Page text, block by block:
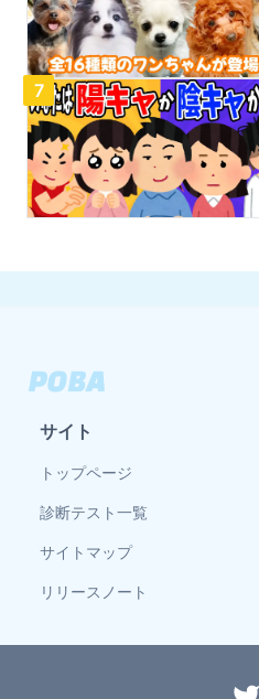
7
サイト
トップページ
診断テスト一覧
サイトマップ
リリースノート